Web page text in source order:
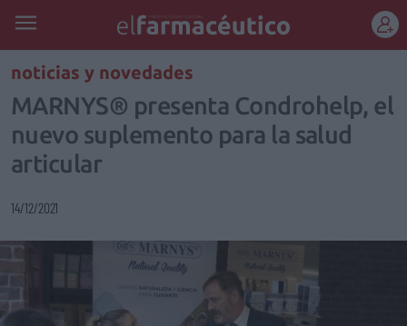
REGÍSTRATE
noticias y novedades
MARNYS® presenta Condrohelp, el
nuevo suplemento para la salud
articular
14/12/2021